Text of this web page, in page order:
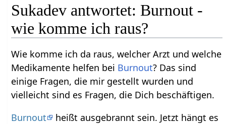
Sukadev antwortet: Burnout -
wie komme ich raus?
Wie komme ich da raus, welcher Arzt und welche
Medikamente helfen bei Burnout? Das sind
einige Fragen, die mir gestellt wurden und
vielleicht sind es Fragen, die Dich beschäftigen.
Burnout
heißt ausgebrannt sein. Jetzt hängt es